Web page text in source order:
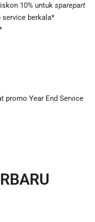
10% untuk sparepart
service berkala*
promo Year End Service